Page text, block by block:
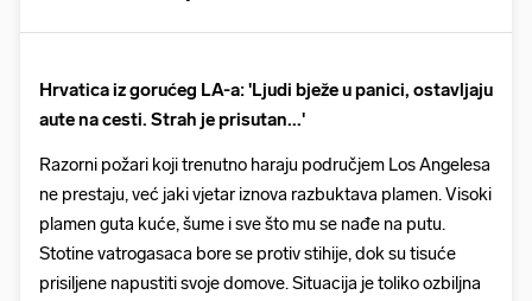
Hrvatica iz gorućeg LA-a: 'Ljudi bježe u panici, ostavljaju
aute na cesti. Strah je prisutan...'
Razorni požari koji trenutno haraju područjem Los Angelesa
ne prestaju, već jaki vjetar iznova razbuktava plamen. Visoki
plamen guta kuće, šume i sve što mu se nađe na putu.
Stotine vatrogasaca bore se protiv stihije, dok su tisuće
prisiljene napustiti svoje domove. Situacija je toliko ozbiljna